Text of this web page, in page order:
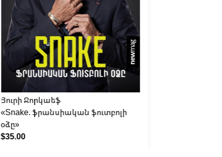
Յուրի Ջորկաեֆ
«Snake. ֆրանսիական ֆուտբոլի
օձը»
$35.00